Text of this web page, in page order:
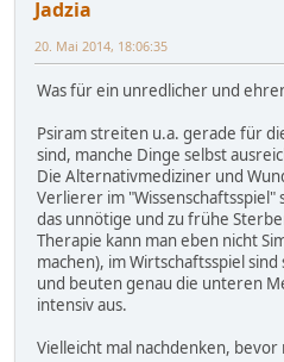
Jadzia
20. Mai 2014, 18:06:35
Was für ein unredlicher und
Psiram streiten u.a. gerade für
sind, manche Dinge selbst
Die Alternativmediziner und
Verlierer im "Wissenschaftsspiel"
das unnötige und zu frühe
Therapie kann man eben nicht
machen), im Wirtschaftsspiel
und beuten genau die unteren
intensiv aus.
Vielleicht mal nachdenken, bevor